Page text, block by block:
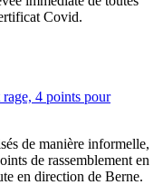
Covid.
4 points pour
de manière informelle,
de rassemblement en
en direction de Berne.